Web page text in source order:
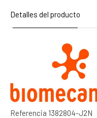
Detalles del producto
Referencia 1382804-J2N